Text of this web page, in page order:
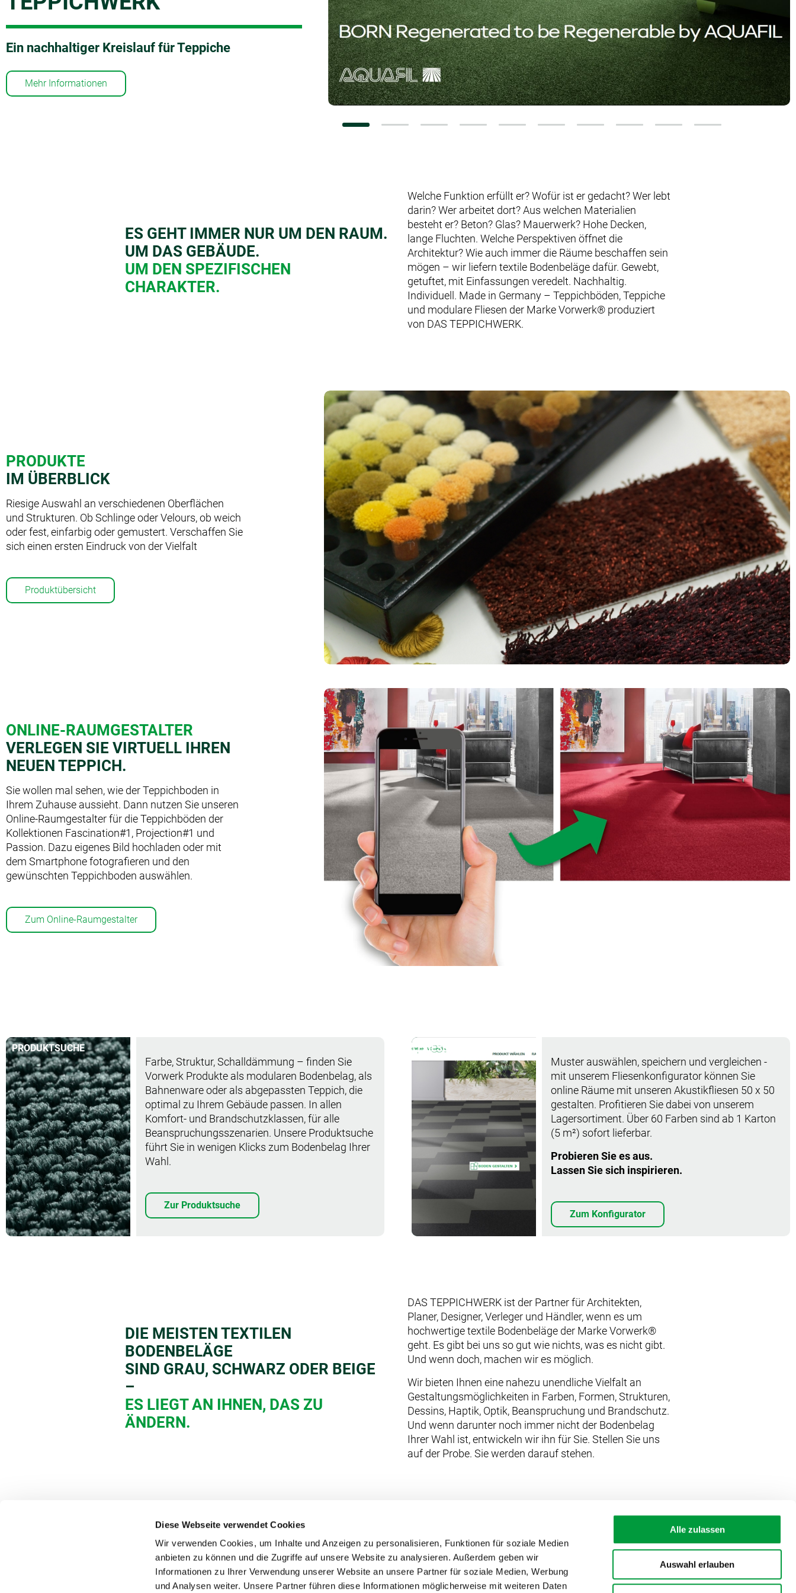
Diese Webseite verwendet Cookies
Wir verwenden Cookies, um Inhalte und Anzeigen zu personalisieren, Funktionen für soziale Medien
anbieten zu können und die Zugriffe auf unsere Website zu analysieren. Außerdem geben wir
Informationen zu Ihrer Verwendung unserer Website an unsere Partner für soziale Medien, Werbung
und Analysen weiter. Unsere Partner führen diese Informationen möglicherweise mit weiteren Daten
Alle zulassen
Auswahl erlauben
Konfiguratoren
Ein nachhaltiger Kreislauf für Teppiche
Mehr Informationen
ES GEHT IMMER NUR UM DEN RAUM.
UM DAS GEBÄUDE.
UM DEN SPEZIFISCHEN
CHARAKTER.
Welche Funktion erfüllt er? Wofür ist er gedacht? Wer lebt
darin? Wer arbeitet dort? Aus welchen Materialien
besteht er? Beton? Glas? Mauerwerk? Hohe Decken,
lange Fluchten. Welche Perspektiven öffnet die
Architektur? Wie auch immer die Räume beschaffen sein
mögen – wir liefern textile Bodenbeläge dafür. Gewebt,
getuftet, mit Einfassungen veredelt. Nachhaltig.
Individuell. Made in Germany – Teppichböden, Teppiche
und modulare Fliesen der Marke Vorwerk® produziert
von DAS TEPPICHWERK.
PRODUKTE
IM ÜBERBLICK
Riesige Auswahl an verschiedenen Oberflächen
und Strukturen. Ob Schlinge oder Velours, ob weich
oder fest, einfarbig oder gemustert. Verschaffen Sie
sich einen ersten Eindruck von der Vielfalt
Produktübersicht
ONLINE-RAUMGESTALTER
VERLEGEN SIE VIRTUELL IHREN
NEUEN TEPPICH.
Sie wollen mal sehen, wie der Teppichboden in
Ihrem Zuhause aussieht. Dann nutzen Sie unseren
Online-Raumgestalter für die Teppichböden der
Kollektionen Fascination#1, Projection#1 und
Passion. Dazu eigenes Bild hochladen oder mit
dem Smartphone fotografieren und den
gewünschten Teppichboden auswählen.
Zum Online-Raumgestalter
PRODUKTSUCHE
Farbe, Struktur, Schalldämmung – finden Sie
Vorwerk Produkte als modularen Bodenbelag, als
Bahnenware oder als abgepassten Teppich, die
optimal zu Ihrem Gebäude passen. In allen
Komfort- und Brandschutzklassen, für alle
Beanspruchungsszenarien. Unsere Produktsuche
führt Sie in wenigen Klicks zum Bodenbelag Ihrer
Wahl.
Zur Produktsuche
FLIESENKONFIGURATOR
Muster auswählen, speichern und vergleichen -
mit unserem Fliesenkonfigurator können Sie
online Räume mit unseren Akustikfliesen 50 x 50
gestalten. Profitieren Sie dabei von unserem
Lagersortiment. Über 60 Farben sind ab 1 Karton
(5 m²) sofort lieferbar.
Probieren Sie es aus.
Lassen Sie sich inspirieren.
Zum Konfigurator
DIE MEISTEN TEXTILEN
BODENBELÄGE
SIND GRAU, SCHWARZ ODER BEIGE
–
ES LIEGT AN IHNEN, DAS ZU
ÄNDERN.
DAS TEPPICHWERK ist der Partner für Architekten,
Planer, Designer, Verleger und Händler, wenn es um
hochwertige textile Bodenbeläge der Marke Vorwerk®
geht. Es gibt bei uns so gut wie nichts, was es nicht gibt.
Und wenn doch, machen wir es möglich.
Wir bieten Ihnen eine nahezu unendliche Vielfalt an
Gestaltungsmöglichkeiten in Farben, Formen, Strukturen,
Dessins, Haptik, Optik, Beanspruchung und Brandschutz.
Und wenn darunter noch immer nicht der Bodenbelag
Ihrer Wahl ist, entwickeln wir ihn für Sie. Stellen Sie uns
auf der Probe. Sie werden darauf stehen.